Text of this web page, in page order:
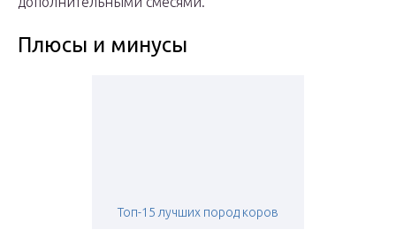
Плюсы и минусы
Топ-15 лучших пород коров